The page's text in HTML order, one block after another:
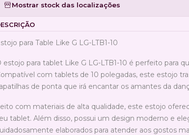
Mostrar stock das localizações
para Table Like G LG-LTB1-10
estojo para tablet Like G LG-LTB1-10 é perfeito para
com tablets de 10 polegadas, este estojo
de ponta que irá encantar os amantes da
com materiais de alta qualidade, este estojo
tablet. Além disso, possui um design moderno e
elaborados para atender aos gostos